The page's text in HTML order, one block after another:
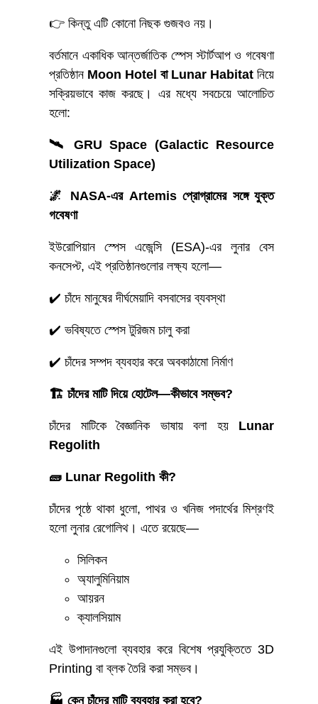
👉 কিন্তু এটি কোনো নিছক গুজবও নয়।
বর্তমানে একাধিক আন্তর্জাতিক স্পেস স্টার্টআপ ও গবেষণা
প্রতিষ্ঠান Moon Hotel বা Lunar Habitat নিয়ে
সক্রিয়ভাবে কাজ করছে। এর মধ্যে সবচেয়ে আলোচিত
হলো:
🛰️ GRU Space (Galactic Resource
Utilization Space)
🌌 NASA-এর Artemis প্রোগ্রামের সঙ্গে যুক্ত
গবেষণা
ইউরোপিয়ান স্পেস এজেন্সি (ESA)-এর লুনার বেস
কনসেপ্ট, এই প্রতিষ্ঠানগুলোর লক্ষ্য হলো—
✔️ চাঁদে মানুষের দীর্ঘমেয়াদি বসবাসের ব্যবস্থা
✔️ ভবিষ্যতে স্পেস টুরিজম চালু করা
✔️ চাঁদের সম্পদ ব্যবহার করে অবকাঠামো নির্মাণ
🏗️ চাঁদের মাটি দিয়ে হোটেল—কীভাবে সম্ভব?
চাঁদের মাটিকে বৈজ্ঞানিক ভাষায় বলা হয় Lunar
Regolith
🧱 Lunar Regolith কী?
চাঁদের পৃষ্ঠে থাকা ধুলো, পাথর ও খনিজ পদার্থের মিশ্রণই
হলো লুনার রেগোলিথ। এতে রয়েছে—
সিলিকন
অ্যালুমিনিয়াম
আয়রন
ক্যালসিয়াম
এই উপাদানগুলো ব্যবহার করে বিশেষ প্রযুক্তিতে 3D
Printing বা ব্লক তৈরি করা সম্ভব।
🏭 কেন চাঁদের মাটি ব্যবহার করা হবে?